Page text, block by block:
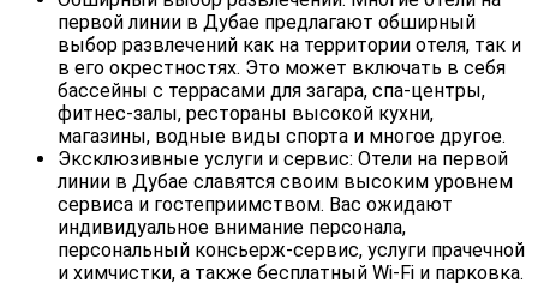
первой линии в Дубае предлагают обширный
выбор развлечений как на территории отеля, так и
в его окрестностях. Это может включать в себя
бассейны с террасами для загара, спа-центры,
фитнес-залы, рестораны высокой кухни,
магазины, водные виды спорта и многое другое.
Эксклюзивные услуги и сервис: Отели на первой
линии в Дубае славятся своим высоким уровнем
сервиса и гостеприимством. Вас ожидают
индивидуальное внимание персонала,
персональный консьерж-сервис, услуги прачечной
и химчистки, а также бесплатный Wi-Fi и парковка.